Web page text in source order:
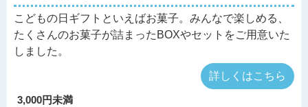
こどもの日ギフトといえばお菓子。みんなで楽しめる、
たくさんのお菓子が詰まったBOXやセットをご用意いた
しました。
詳しくはこちら
3,000円未満